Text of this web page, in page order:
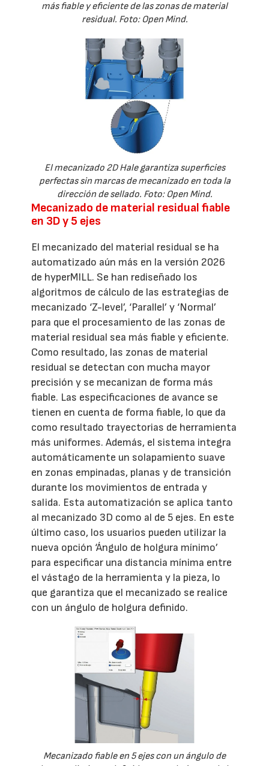
más fiable y eficiente de las zonas de material
residual. Foto: Open Mind.
El mecanizado 2D Hale garantiza superficies
perfectas sin marcas de mecanizado en toda la
dirección de sellado. Foto: Open Mind.
Mecanizado de material residual fiable
en 3D y 5 ejes
El mecanizado del material residual se ha
automatizado aún más en la versión 2026
de hyperMILL. Se han rediseñado los
algoritmos de cálculo de las estrategias de
mecanizado ‘Z-level’, ‘Parallel’ y ‘Normal’
para que el procesamiento de las zonas de
material residual sea más fiable y eficiente.
Como resultado, las zonas de material
residual se detectan con mucha mayor
precisión y se mecanizan de forma más
fiable. Las especificaciones de avance se
tienen en cuenta de forma fiable, lo que da
como resultado trayectorias de herramienta
más uniformes. Además, el sistema integra
automáticamente un solapamiento suave
en zonas empinadas, planas y de transición
durante los movimientos de entrada y
salida. Esta automatización se aplica tanto
al mecanizado 3D como al de 5 ejes. En este
último caso, los usuarios pueden utilizar la
nueva opción ‘Ángulo de holgura mínimo’
para especificar una distancia mínima entre
el vástago de la herramienta y la pieza, lo
que garantiza que el mecanizado se realice
con un ángulo de holgura definido.
Mecanizado fiable en 5 ejes con un ángulo de